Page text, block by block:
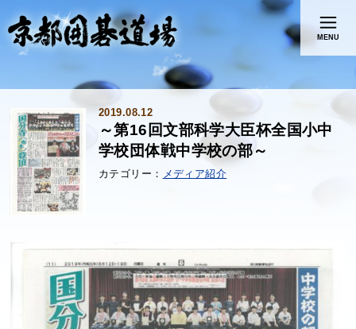
MENU
2019.08.12
～第16回文部科学大臣杯全国小中
学校団体戦中学校の部～
メディア紹介